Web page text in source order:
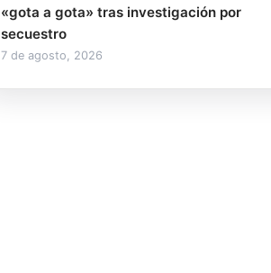
«gota a gota» tras investigación por
secuestro
7 de agosto, 2026